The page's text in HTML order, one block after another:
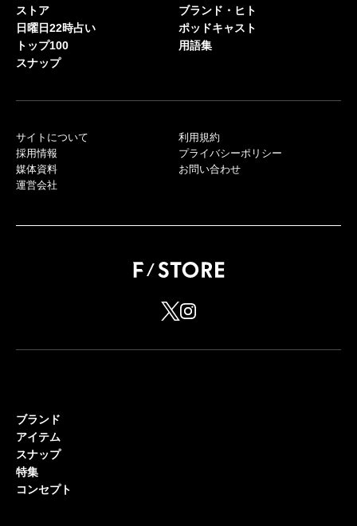
ストア
日曜日22時占い
トップ100
スナップ
ブランド・ヒト
ポッドキャスト
用語集
サイトについて
採用情報
媒体資料
運営会社
利用規約
プライバシーポリシー
お問い合わせ
ブランド
アイテム
スナップ
特集
コンセプト